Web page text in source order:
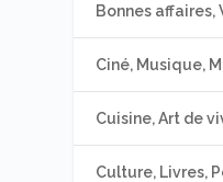
Bonnes
Ciné, Musique,
Cuisine, Art de
Culture, Livres,